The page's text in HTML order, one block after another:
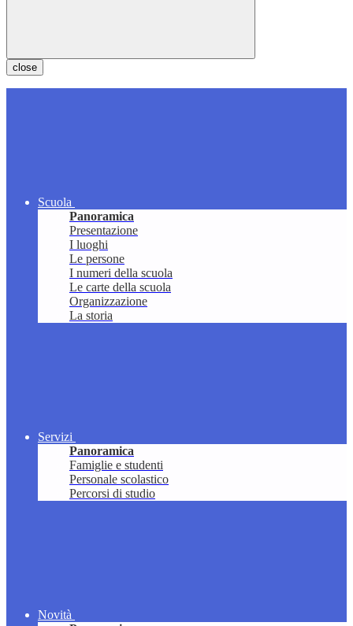
close
Scuola
Panoramica
Presentazione
I luoghi
Le persone
I numeri della scuola
Le carte della scuola
Organizzazione
La storia
Servizi
Panoramica
Famiglie e studenti
Personale scolastico
Percorsi di studio
Novità